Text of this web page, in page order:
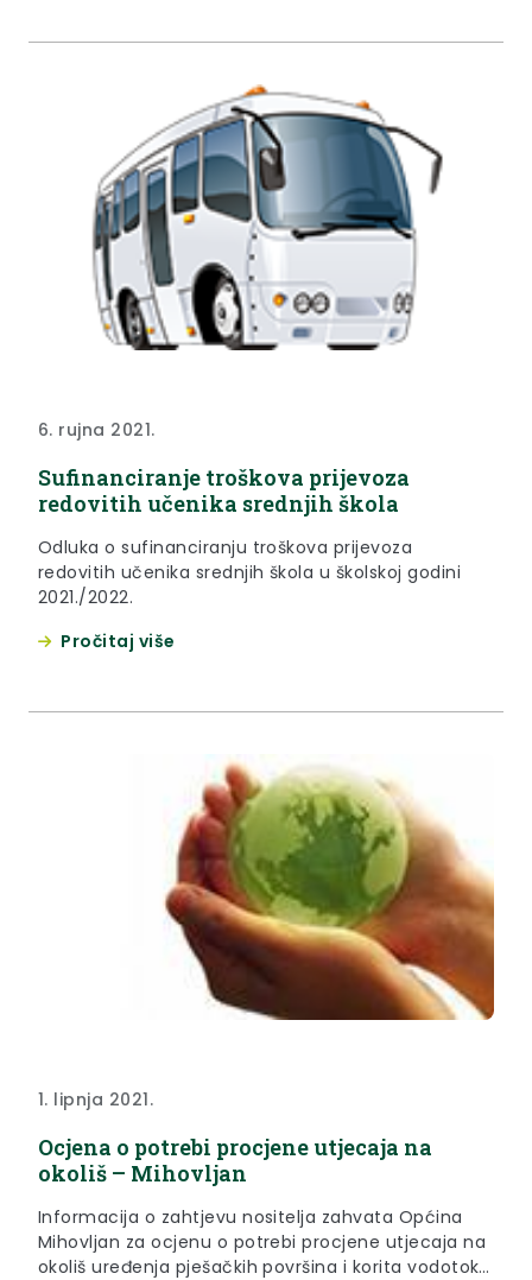
6. rujna 2021.
Sufinanciranje troškova prijevoza
redovitih učenika srednjih škola
Odluka o sufinanciranju troškova prijevoza
redovitih učenika srednjih škola u školskoj godini
2021./2022.
Pročitaj više
1. lipnja 2021.
Ocjena o potrebi procjene utjecaja na
okoliš – Mihovljan
Informacija o zahtjevu nositelja zahvata Općina
Mihovljan za ocjenu o potrebi procjene utjecaja na
okoliš uređenja pješačkih površina i korita vodotoka